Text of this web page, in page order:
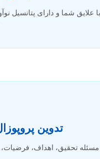
شما و دارای پتانسیل
تدوین
تحقیق، اهداف،